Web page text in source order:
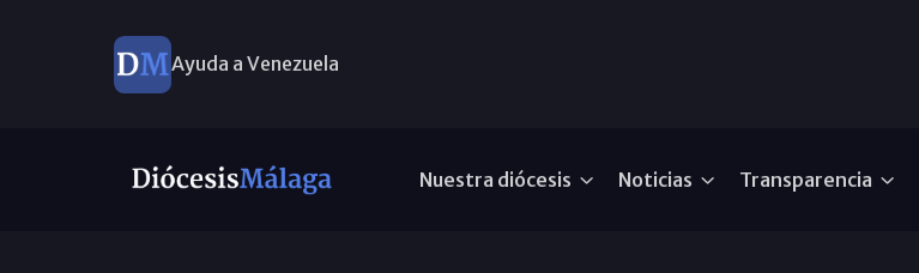
Ayuda a Venezuela
Nuestra diócesis Noticias Transparencia